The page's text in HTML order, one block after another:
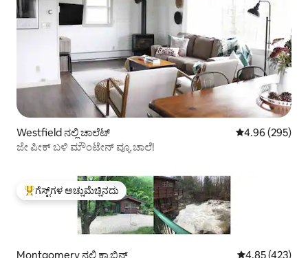
Westfield ನಲ್ಲಿ ಚಾಲೆಟ್ 5 ರಲ್ಲಿ 4.96
4.96 (295)
ಜೇ ಪೀಕ್ ಬಳಿ ಮೌಂಟೇನ್ ವ್ಯೂ ಚಾಲೆ!
ಗೆಸ್ಟ್‌ಗಳಿಗೆ ಅತಿ ಹೆಚ್ಚು ಅಚ್ಚುಮೆಚ್ಚಿನದು
ಗೆಸ್ಟ್‌ಗಳ ಅಚ್ಚುಮೆಚ್ಚಿನದು
Montgomery ನಲ್ಲಿ ಕ್ಯಾಬಿನ್ 5 ರಲ್ಲಿ 4.85
4.85 (423)